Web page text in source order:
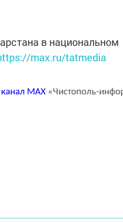
в национальном
max.ru/tatmedia
канал MAX «Чистополь-